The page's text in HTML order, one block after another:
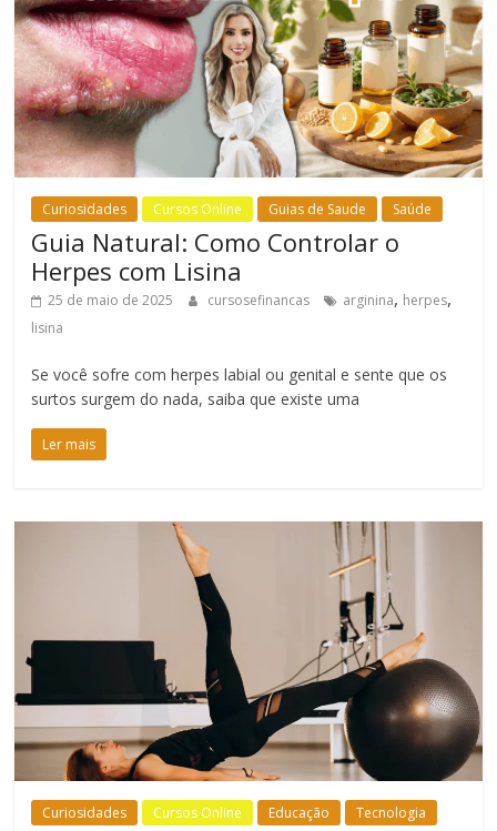
Curiosidades Cursos Online Guias de Saude Saúde
Guia Natural: Como Controlar o
Herpes com Lisina
25 de maio de 2025 cursosefinancas arginina, herpes,
lisina
Se você sofre com herpes labial ou genital e sente que os
surtos surgem do nada, saiba que existe uma
Ler mais
Curiosidades Cursos Online Educação Tecnologia